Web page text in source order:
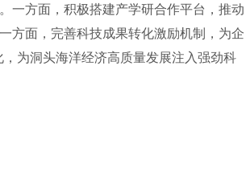
方面，积极搭建产学研合作平台，推动
方面，完善科技成果转化激励机制，为企
为洞头海洋经济高质量发展注入强劲科